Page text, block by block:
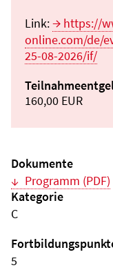
Link:
https://
online.com/de/
25-08-2026/if/
160,00 EUR
Dokumente
Programm (PDF)
Kategorie
C
5